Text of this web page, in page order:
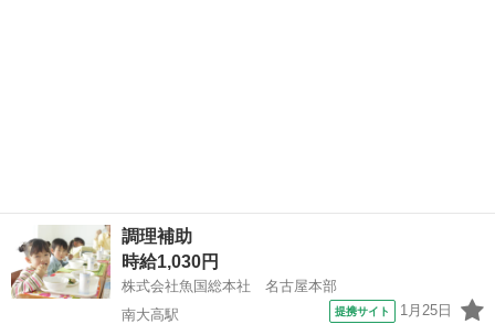
調理補助
時給1,030円
株式会社魚国総本社 名古屋本部
南大高駅
提携サイト 1月25日